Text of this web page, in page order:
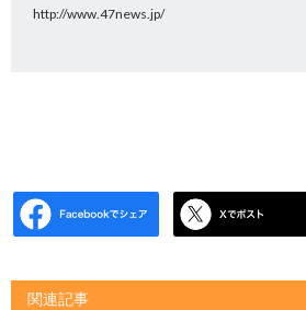
http://www.47news.jp/
関連記事